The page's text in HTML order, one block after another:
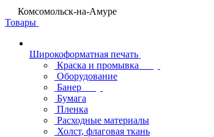
Комсомольск-на-Амуре
Товары
Широкоформатная печать
Краска и промывка
Оборудование
Банер
Бумага
Пленка
Расходные материалы
Холст, флаговая ткань